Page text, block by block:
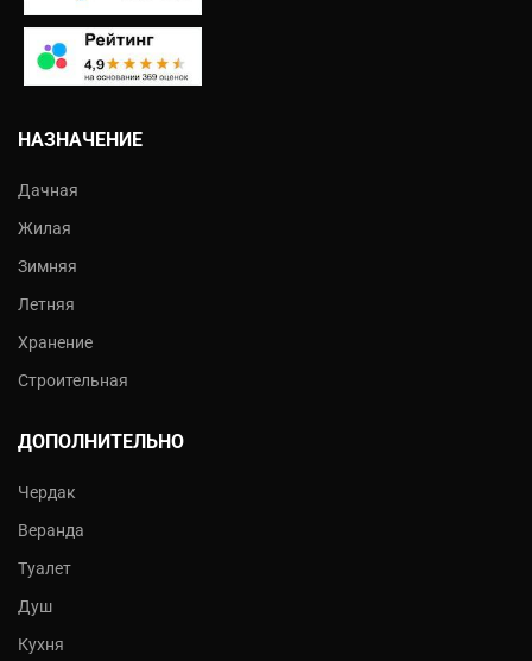
НАЗНАЧЕНИЕ
Дачная
Жилая
Зимняя
Летняя
Хранение
Строительная
ДОПОЛНИТЕЛЬНО
Чердак
Веранда
Туалет
Душ
Кухня